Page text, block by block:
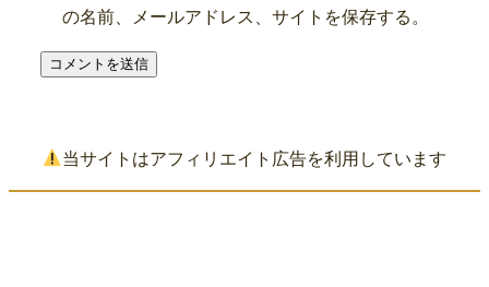
の名前、メールアドレス、サイトを保存する。
当サイトはアフィリエイト広告を利用しています